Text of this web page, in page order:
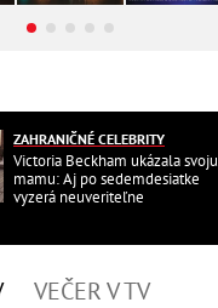
ZAHRANIČNÉ CELEBRITY
Victoria Beckham ukázala svoju
mamu: Aj po sedemdesiatke
vyzerá neuveriteľne
VEČER V TV